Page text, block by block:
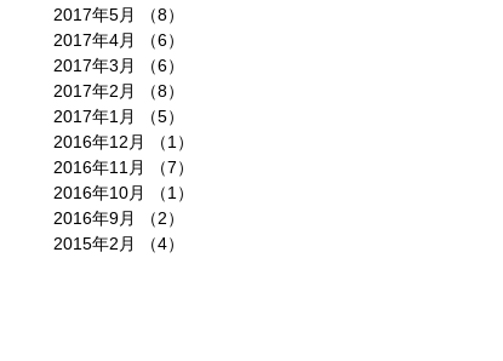
2017年5月
（8）
2017年4月
（6）
2017年3月
（6）
2017年2月
（8）
2017年1月
（5）
2016年12月
（1）
2016年11月
（7）
2016年10月
（1）
2016年9月
（2）
2015年2月
（4）